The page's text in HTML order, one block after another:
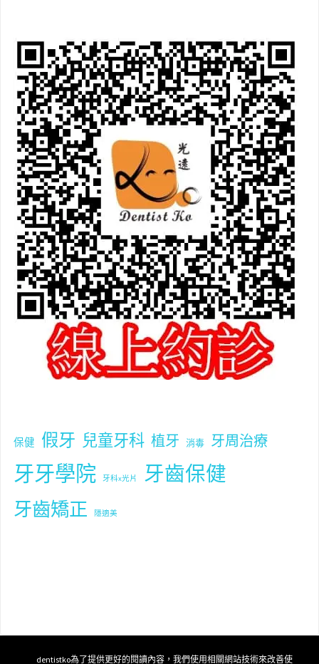
保健 假牙 兒童牙科 植牙 消毒 牙周治療
牙牙學院 牙科x光片 牙齒保健
牙齒矯正 隱適美
dentistko為了提供更好的閱讀內容，我們使用相關網站技術來改善使